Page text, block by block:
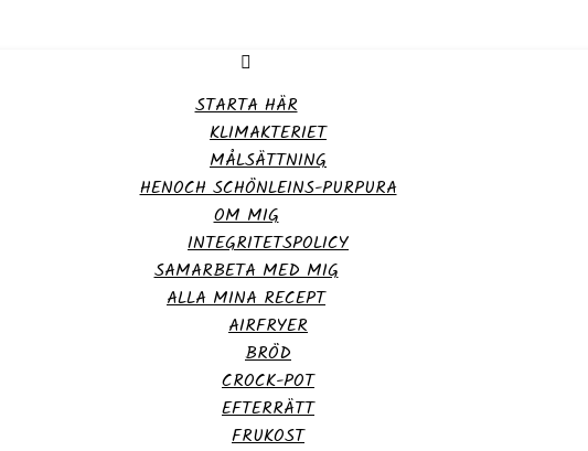
STARTA HÄR
KLIMAKTERIET
MÅLSÄTTNING
HENOCH SCHÖNLEINS-PURPURA
OM MIG
INTEGRITETSPOLICY
SAMARBETA MED MIG
ALLA MINA RECEPT
AIRFRYER
BRÖD
CROCK-POT
EFTERRÄTT
FRUKOST